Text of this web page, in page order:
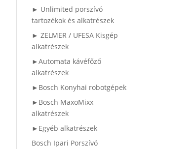
► Unlimited porszívó
tartozékok és alkatrészek
► ZELMER / UFESA Kisgép
alkatrészek
►Automata kávéfőző
alkatrészek
►Bosch Konyhai robotgépek
►Bosch MaxoMixx
alkatrészek
►Egyéb alkatrészek
Bosch Ipari Porszívó